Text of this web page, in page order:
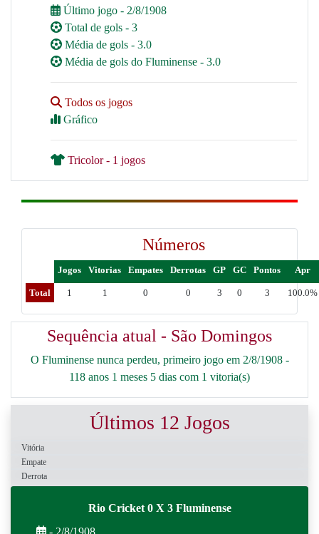
Último jogo - 2/8/1908
Total de gols - 3
Média de gols - 3.0
Média de gols do Fluminense - 3.0
Todos os jogos
Gráfico
Tricolor - 1 jogos
Números
Jogos Vitorias Empates Derrotas GP GC Pontos Apr
Total 1 1 0 0 3 0 3 100.0%
Sequência atual - São Domingos
O Fluminense nunca perdeu, primeiro jogo em 2/8/1908 -
118 anos 1 meses 5 dias com 1 vitoria(s)
Últimos 12 Jogos
Vitória
Empate
Derrota
Rio Cricket 0 X 3 Fluminense
- 2/8/1908